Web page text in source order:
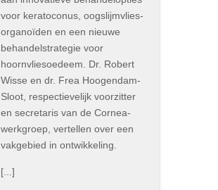
voor keratoconus, oogslijmvlies-
organoïden en een nieuwe
behandelstrategie voor
hoornvliesoedeem. Dr. Robert
Wisse en dr. Frea Hoogendam-
Sloot, respectievelijk voorzitter
en secretaris van de Cornea-
werkgroep, vertellen over een
vakgebied in ontwikkeling.
[...]